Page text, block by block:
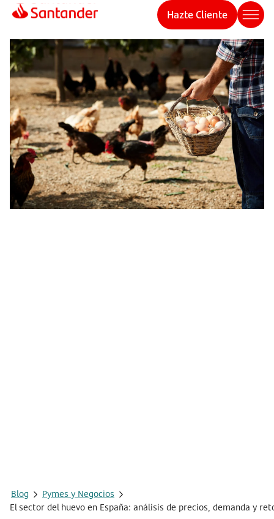
Hazte Cliente
Blog
Pymes y Negocios
El sector del huevo en España: análisis de precios, demanda y